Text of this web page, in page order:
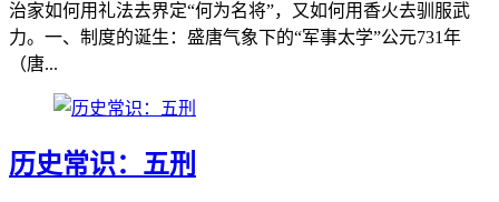
治家如何用礼法去界定“何为名将”，又如何用香火去驯服武
力。一、制度的诞生：盛唐气象下的“军事太学”公元731年
（唐...
历史常识：五刑